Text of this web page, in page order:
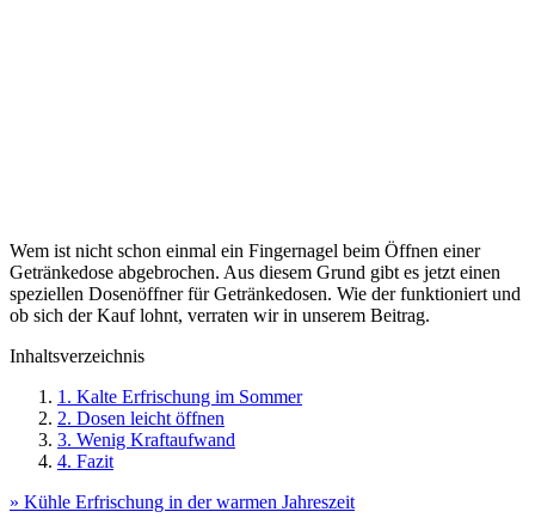
Wem ist nicht schon einmal ein Fingernagel beim Öffnen einer
Getränkedose abgebrochen. Aus diesem Grund gibt es jetzt einen
speziellen Dosenöffner für Getränkedosen. Wie der funktioniert und
ob sich der Kauf lohnt, verraten wir in unserem Beitrag.
Inhaltsverzeichnis
1. Kalte Erfrischung im Sommer
2. Dosen leicht öffnen
3. Wenig Kraftaufwand
4. Fazit
» Kühle Erfrischung in der warmen Jahreszeit